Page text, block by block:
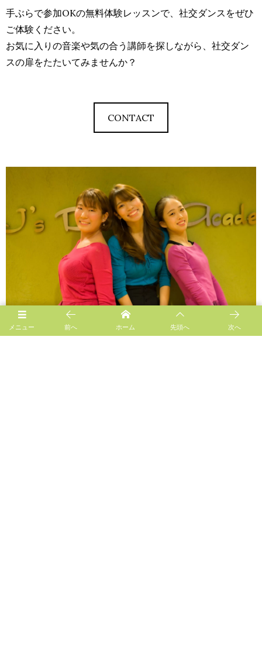
手ぶらで参加OKの無料体験レッスンで、社交ダンスをぜひ
ご体験ください。
お気に入りの音楽や気の合う講師を探しながら、社交ダン
スの扉をたたいてみませんか？
CONTACT
メニュー 前へ ホーム 先頭へ 次へ